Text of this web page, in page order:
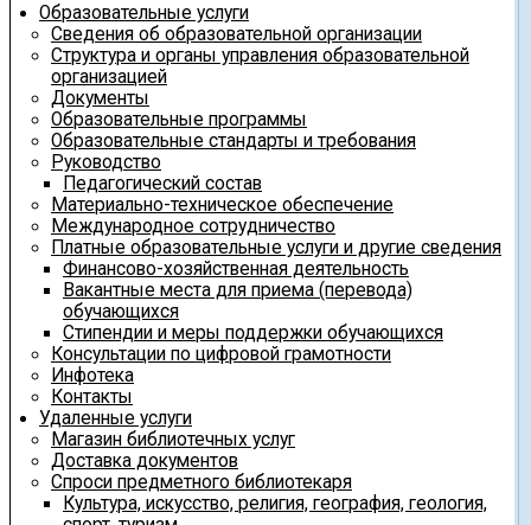
Образовательные услуги
Сведения об образовательной организации
Структура и органы управления образовательной
организацией
Документы
Образовательные программы
Образовательные стандарты и требования
Руководство
Педагогический состав
Материально-техническое обеспечение
Международное сотрудничество
Платные образовательные услуги и другие сведения
Финансово-хозяйственная деятельность
Вакантные места для приема (перевода)
обучающихся
Стипендии и меры поддержки обучающихся
Консультации по цифровой грамотности
Инфотека
Контакты
Удаленные услуги
Магазин библиотечных услуг
Доставка документов
Спроси предметного библиотекаря
Культура, искусство, религия, география, геология,